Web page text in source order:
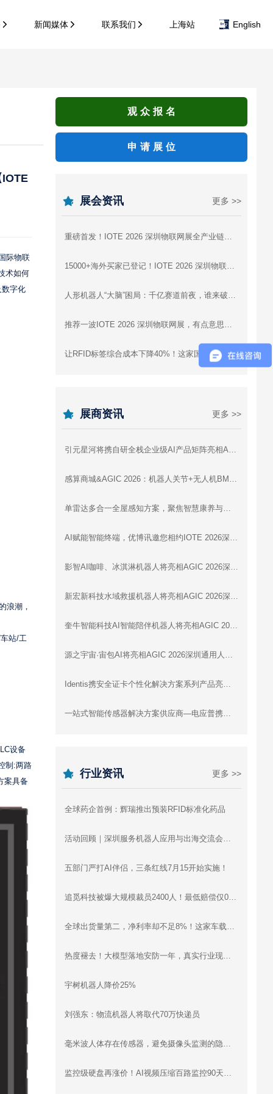
新闻媒体 联系我们 上海站 English
际物联
术如何
数字化
浪潮，
站/工
设备
制:两路
案具备
观众报名
申请展位
展会资讯 更多 >>
重磅首发！IOTE 2026 深圳物联网展全产业链参展商图谱，逛展找厂商一站式攻略
15000+海外买家已登记！IOTE 2026 深圳物联网展，AI硬件出海为什么非来不可？
人形机器人“大脑”困局：千亿赛道前夜，谁来破局？
推荐一波IOTE 2026 深圳物联网展，有点意思的高精尖+趣味黑科技展品！
让RFID标签综合成本下降40%！这家国产芯片公司是怎么做到的
展商资讯 更多 >>
引元星河将携自研全栈企业级AI产品矩阵亮相AGIC 2026深圳通用人工智能展
感算商城&AGIC 2026：机器人关节+无人机BMS+灵巧手，一站式驱动智能未来
单雷达多合一全屋感知方案，聚焦智慧康养与全屋智能 | 云帆瑞达即将亮相IOTE 2026深圳展
AI赋能智能终端，优博讯邀您相约IOTE 2026深圳国际物联网展
影智AI咖啡、冰淇淋机器人将亮相AGIC 2026深圳通用人工智能展，展示数字劳动力新形态
新宏新科技水域救援机器人将亮相AGIC 2026深圳通用人工智能展
奎牛智能科技AI智能陪伴机器人将亮相AGIC 2026深圳通用人工智能展
源之宇宙·宙包AI将亮相AGIC 2026深圳通用人工智能展
Identis携安全证卡个性化解决方案系列产品亮相IOTE深圳物联网展，与您相约8月展会9号馆9D87交流
一站式智能传感器解决方案供应商—电应普携多款成熟监测传感整机亮相 IOTE2026 深圳国际物联网展！与您相约8月 展会10 号馆 10B8 展位
行业资讯 更多 >>
全球药企首例：辉瑞推出预装RFID标准化药品
活动回顾｜深圳服务机器人应用与出海交流会圆满落幕：梯控、清洁、配送、烹饪、工业机器人同台分享，合规、渠道、场景干货全覆盖
五部门严打AI伴侣，三条红线7月15开始实施！
追觅科技被爆大规模裁员2400人！最低赔偿仅0.5月工资
全球出货量第二，净利率却不足8%！这家车载智慧影像设备企业递表港交所
热度褪去！大模型落地安防一年，真实行业现状远超想象
宇树机器人降价25%
刘强东：物流机器人将取代70万快递员
毫米波人体存在传感器，避免摄像头监测的隐私问题
监控级硬盘再涨价！AI视频压缩百路监控90天存储立省30万